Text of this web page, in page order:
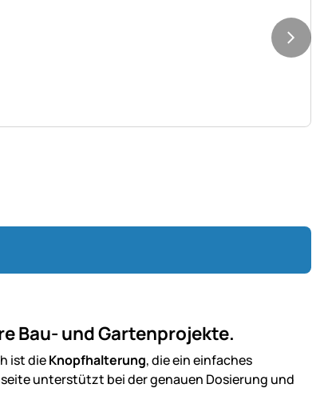
Bau- und Gartenprojekte.
ist dieKnopfhalterung, die ein einfaches
unterstützt bei der genauen Dosierung und